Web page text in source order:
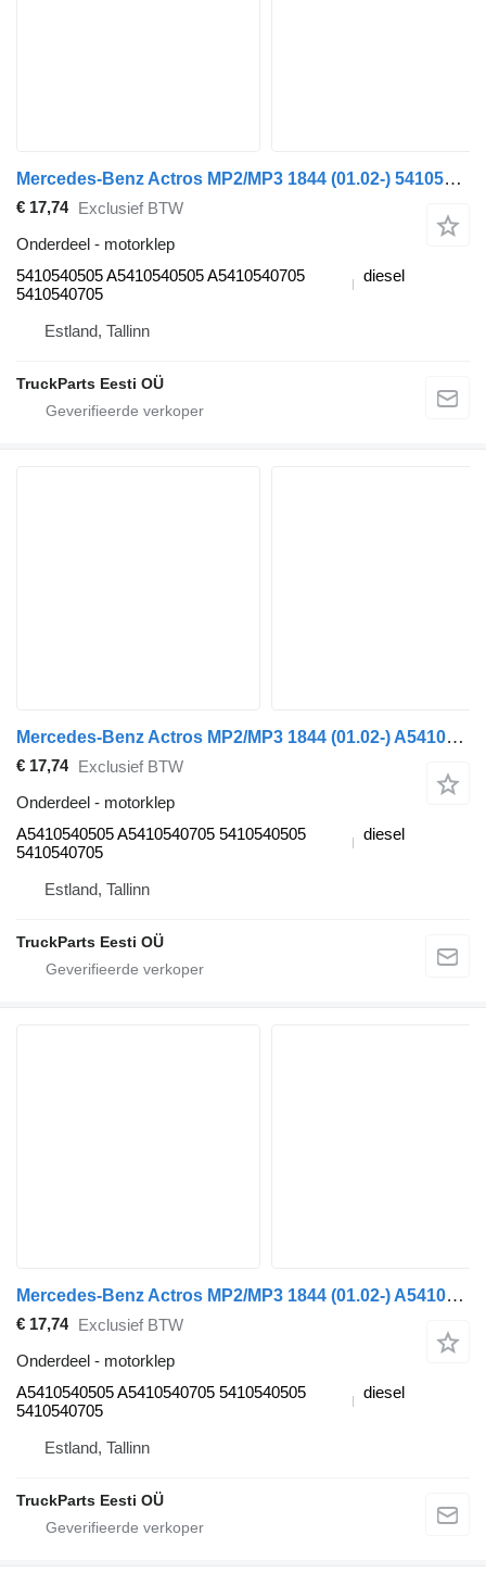
Mercedes-Benz Actros MP2/MP3 1844 (01.02-) 5410540505 motorklep voor Mercedes-Benz Actros, Axor MP1, MP2, MP3 (1996-2014) trekker
€ 17,74 Exclusief BTW
Onderdeel - motorklep
5410540505 A5410540505 A5410540705
5410540705
diesel
Estland, Tallinn
TruckParts Eesti OÜ
Mercedes-Benz Actros MP2/MP3 1844 (01.02-) A5410540505 motorklep voor Mercedes-Benz Actros, Axor MP1, MP2, MP3 (1996-2014) trekker
€ 17,74 Exclusief BTW
Onderdeel - motorklep
A5410540505 A5410540705 5410540505
5410540705
diesel
Estland, Tallinn
TruckParts Eesti OÜ
Mercedes-Benz Actros MP2/MP3 1844 (01.02-) A5410540505 motorklep voor Mercedes-Benz Actros, Axor MP1, MP2, MP3 (1996-2014) trekker
€ 17,74 Exclusief BTW
Onderdeel - motorklep
A5410540505 A5410540705 5410540505
5410540705
diesel
Estland, Tallinn
TruckParts Eesti OÜ